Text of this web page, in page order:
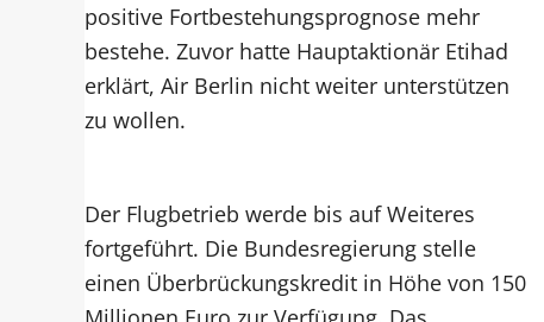
positive Fortbestehungsprognose mehr
bestehe. Zuvor hatte Hauptaktionär Etihad
erklärt, Air Berlin nicht weiter unterstützen
zu wollen.
Der Flugbetrieb werde bis auf Weiteres
fortgeführt. Die Bundesregierung stelle
einen Überbrückungskredit in Höhe von 150